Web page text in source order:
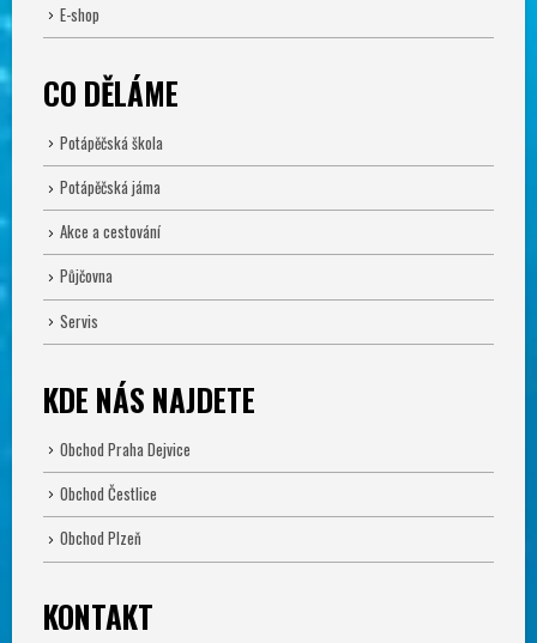
E-shop
CO DĚLÁME
Potápěčská škola
Potápěčská jáma
Akce a cestování
Půjčovna
Servis
KDE NÁS NAJDETE
Obchod Praha Dejvice
Obchod Čestlice
Obchod Plzeň
KONTAKT